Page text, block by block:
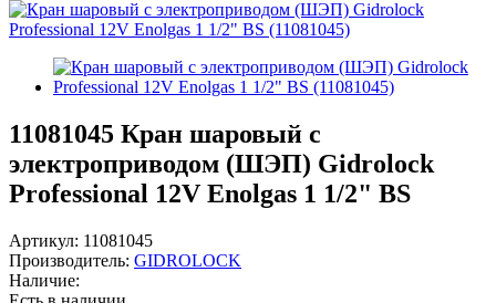
11081045 Кран шаровый с
электроприводом (ШЭП) Gidrolock
Professional 12V Enolgas 1 1/2" BS
Артикул: 11081045
Производитель: GIDROLOCK
Наличие: